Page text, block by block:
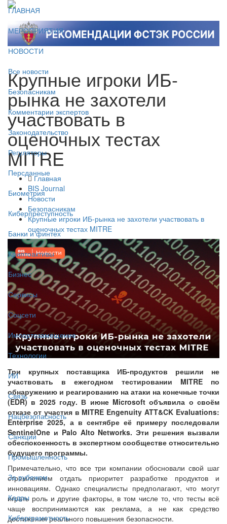
ГЛАВНАЯ
МЕРОПРИЯТИЯ
НОВОСТИ
Все новости
Безопасникам
Комментарии экспертов
Законодательство
Регуляторы
Персданные
Биометрия
Киберпреступность
Банки и финтех
Криптоактивы
Бизнес
Сервисы
Соцсети
Импортозамещение
Технологии
ИИ
Связь
Нацбезопасность
Санкции
Промышленность
За рубежом
Кадры
Киберграмотность
Крупные игроки ИБ-
рынка не захотели
участвовать в
оценочных тестах
MITRE
Главная
BIS Journal
Новости
Безопасникам
Крупные игроки ИБ-рынка не захотели участвовать в
оценочных тестах MITRE
Три крупных поставщика ИБ-продуктов решили не
участвовать в ежегодном тестировании MITRE по
обнаружению и реагированию на атаки на конечные точки
(EDR) в 2025 году. В июне Microsoft объявила о своём
отказе от участия в MITRE Engenuity ATT&CK Evaluations:
Enterprise 2025, а в сентябре её примеру последовали
SentinelOne и Palo Alto Networks. Эти решения вызвали
обеспокоенность в экспертном сообществе относительно
будущего программы.
Примечательно, что все три компании обосновали свой шаг
стремлением отдать приоритет разработке продуктов и
инновациям. Однако специалисты предполагают, что могут
играть роль и другие факторы, в том числе то, что тесты всё
чаще воспринимаются как реклама, а не как средство
достижения реального повышения безопасности.